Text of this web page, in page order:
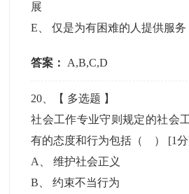
展
E 、仅是为有困难的人提供服务
答案： A,B,C,D
20 、【 多选题 】
社会工作专业守则规定的社会
有的态度和行为包括（ ） [1
A
、维护社会正义
B 、约束不当行为